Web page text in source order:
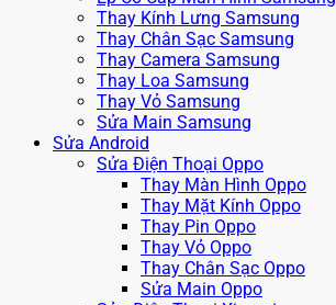
Thay Kính Lưng Samsung
Thay Chân Sạc Samsung
Thay Camera Samsung
Thay Loa Samsung
Thay Vỏ Samsung
Sửa Main Samsung
Sửa Android
Sửa Điện Thoại Oppo
Thay Màn Hình Oppo
Thay Mặt Kính Oppo
Thay Pin Oppo
Thay Vỏ Oppo
Thay Chân Sạc Oppo
Sửa Main Oppo